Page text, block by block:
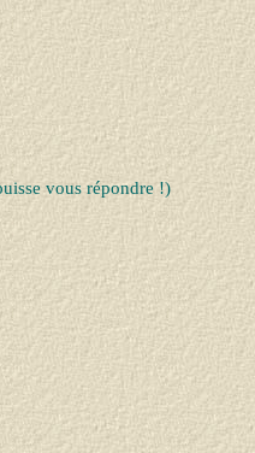
vous répondre !)